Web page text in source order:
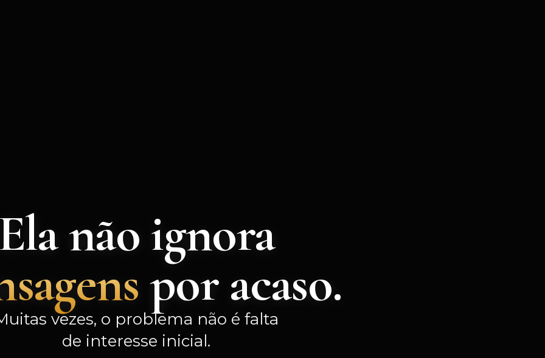
não ignora
por acaso.
vezes, o problema não é falta
de interesse inicial.